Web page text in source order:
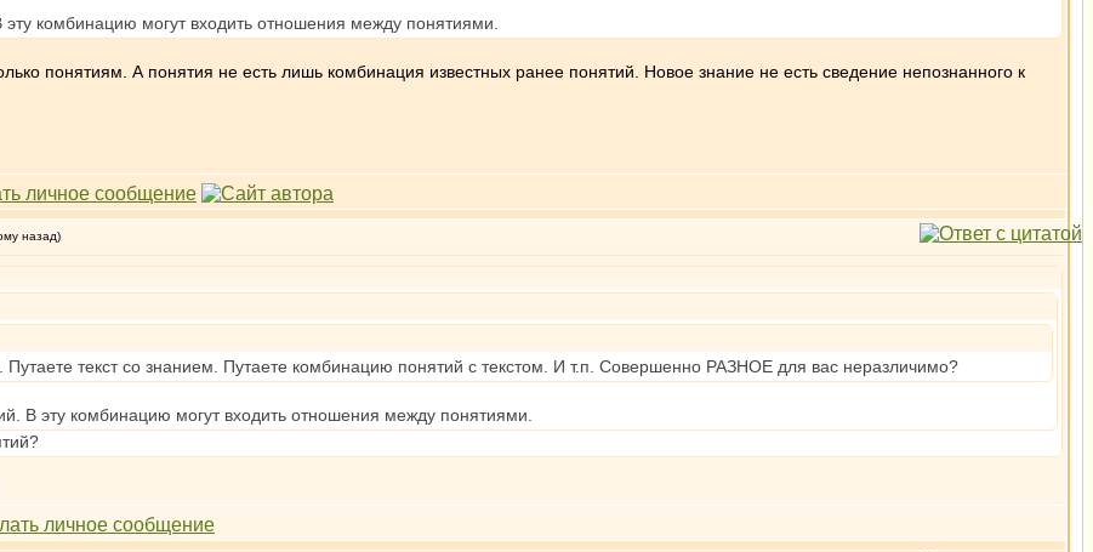
комбинацию могут входить отношения между понятиями.
понятиям. А понятия не есть лишь комбинация известных ранее понятий. Новое знание не есть сведение непознанного к
назад)
Путаете текст со знанием. Путаете комбинацию понятий с текстом. И т.п. Совершенно РАЗНОЕ для вас неразличимо?
В эту комбинацию могут входить отношения между понятиями.